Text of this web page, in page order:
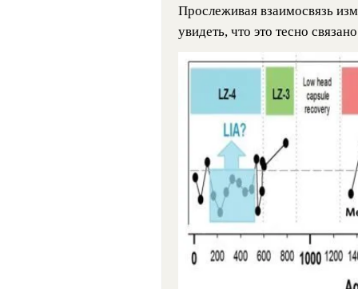
Прослеживая взаимосвязь
увидеть, что это тесно